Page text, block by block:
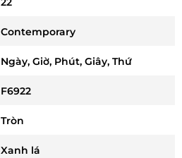
Contemporary
Ngày, Giờ, Phút, Giây, Thứ
F6922
Tròn
Xanh lá